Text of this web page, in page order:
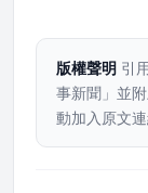
版權聲明 引
事新聞」並
動加入原文連